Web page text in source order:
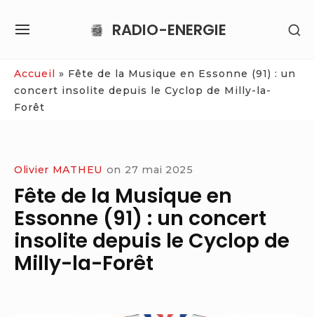
RADIO-ENERGIE
SITE
Accueil » Fête de la Musique en Essonne (91) : un
concert insolite depuis le Cyclop de Milly-la-
Forêt
Olivier MATHEU on 27 mai 2025
Fête de la Musique en
Essonne (91) : un concert
insolite depuis le Cyclop de
Milly-la-Forêt